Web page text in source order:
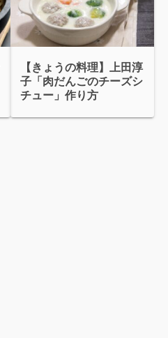
【きょうの料理】上田淳
子「肉だんごのチーズシ
チュー」作り方